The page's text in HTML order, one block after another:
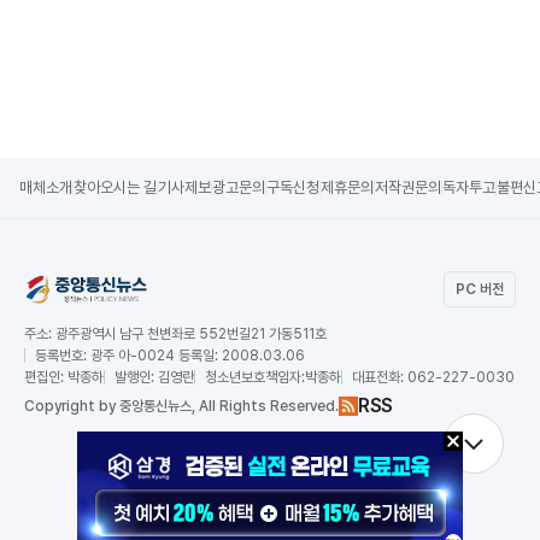
매체소개 찾아오시는 길기사제보광고문의 구독신청제휴문의 저작권문의 독자투고불편신
PC 버전
주소: 광주광역시 남구 천변좌로 552번길21 가동511호
등록번호: 광주 아-0024 등록일: 2008.03.06
편집인: 박종하 발행인: 김영란 청소년보호책임자:박종하 대표전화: 062-227-0030
Copyright by 중앙통신뉴스, All Rights Reserved. RSS